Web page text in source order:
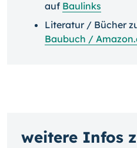
auf Baulinks
Literatur / Bücher
Baubuch /
weitere Infos